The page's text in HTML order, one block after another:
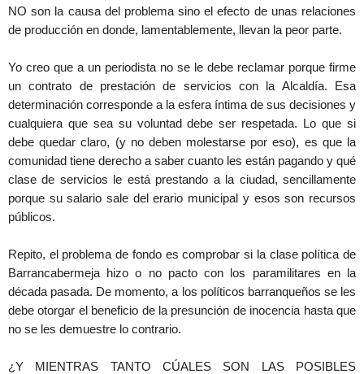
NO son la causa del problema sino el efecto de unas relaciones
de producción en donde, lamentablemente, llevan la peor parte.
Yo creo que a un periodista no se le debe reclamar porque firme
un contrato de prestación de servicios con la Alcaldía. Esa
determinación corresponde a la esfera íntima de sus decisiones y
cualquiera que sea su voluntad debe ser respetada. Lo que si
debe quedar claro, (y no deben molestarse por eso), es que la
comunidad tiene derecho a saber cuanto les están pagando y qué
clase de servicios le está prestando a la ciudad, sencillamente
porque su salario sale del erario municipal y esos son recursos
públicos.
Repito, el problema de fondo es comprobar si la clase política de
Barrancabermeja hizo o no pacto con los paramilitares en la
década pasada. De momento, a los políticos barranqueños se les
debe otorgar el beneficio de la presunción de inocencia hasta que
no se les demuestre lo contrario.
¿Y MIENTRAS TANTO CÚALES SON LAS POSIBLES